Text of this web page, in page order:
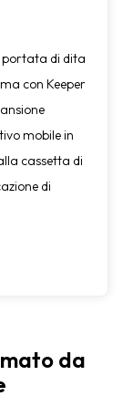
portata di dita
con Keeper
mobile in
cassetta di
di
da